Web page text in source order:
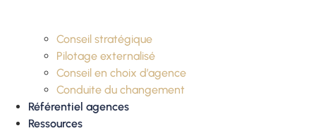
Conseil stratégique
Pilotage externalisé
Conseil en choix d’agence
Conduite du changement
Référentiel agences
Ressources